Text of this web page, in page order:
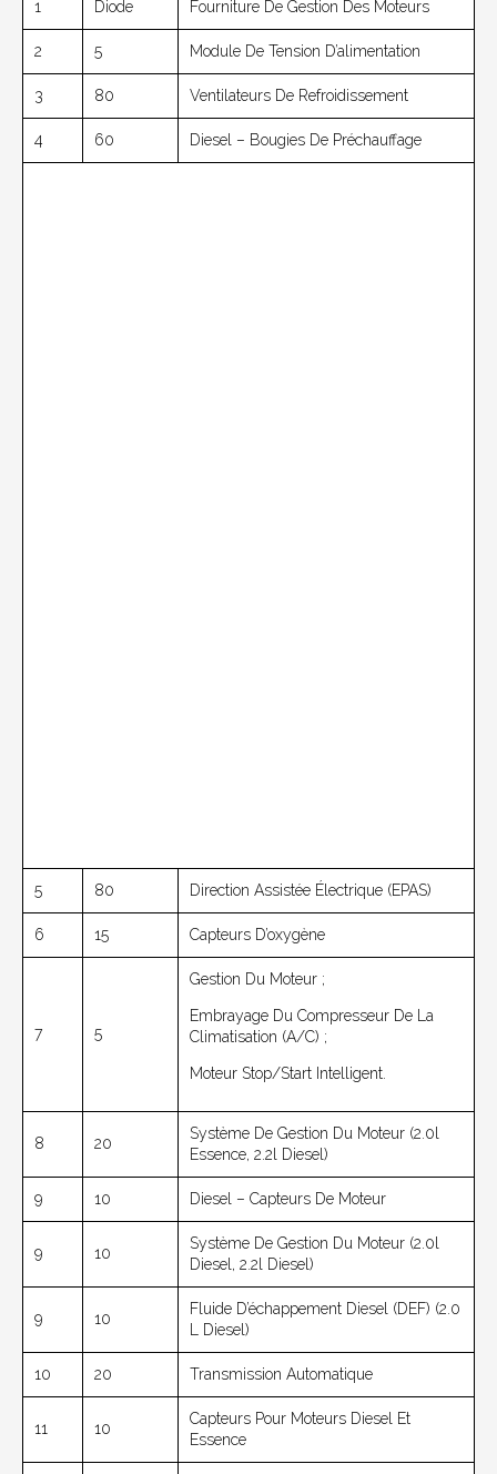
1 Diode Fourniture De Gestion Des Moteurs
2 5 Module De Tension D’alimentation
3 80 Ventilateurs De Refroidissement
4 60 Diesel – Bougies De Préchauffage
5 80 Direction Assistée Électrique (EPAS)
6 15 Capteurs D’oxygène
7 5
Gestion Du Moteur ;
Embrayage Du Compresseur De La
Climatisation (A/C) ;
Moteur Stop/start Intelligent.
8 20
Système De Gestion Du Moteur (2.0l
Essence, 2.2l Diesel)
9 10 Diesel – Capteurs De Moteur
9 10
Système De Gestion Du Moteur (2.0l
Diesel, 2.2l Diesel)
9 10
Fluide D’échappement Diesel (DEF) (2.0
L Diesel)
10 20 Transmission Automatique
11 10
Capteurs Pour Moteurs Diesel Et
Essence